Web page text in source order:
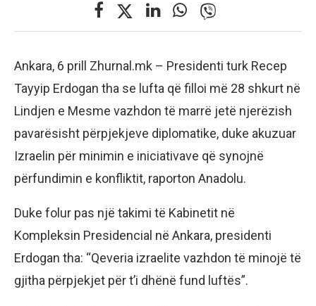
Ankara, 6 prill Zhurnal.mk – Presidenti turk Recep
Tayyip Erdogan tha se lufta që filloi më 28 shkurt në
Lindjen e Mesme vazhdon të marrë jetë njerëzish
pavarësisht përpjekjeve diplomatike, duke akuzuar
Izraelin për minimin e iniciativave që synojnë
përfundimin e konfliktit, raporton Anadolu.
Duke folur pas një takimi të Kabinetit në
Kompleksin Presidencial në Ankara, presidenti
Erdogan tha: “Qeveria izraelite vazhdon të minojë të
gjitha përpjekjet për t’i dhënë fund luftës”.